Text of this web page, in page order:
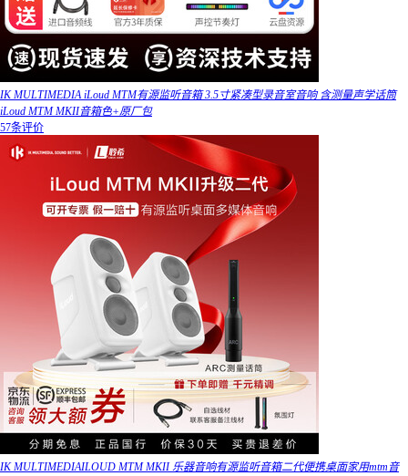
IK MULTIMEDIA iLoud MTM有源监听音箱 3.5寸紧凑型录音室音响 含测量声学话筒
iLoud MTM MKII音箱色+原厂包
57条评价
IK MULTIMEDIAILOUD MTM MKII 乐器音响有源监听音箱二代便携桌面家用mtm音